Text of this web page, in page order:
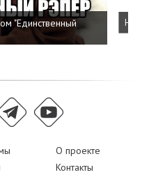
"Единственный
О проекте
Контакты